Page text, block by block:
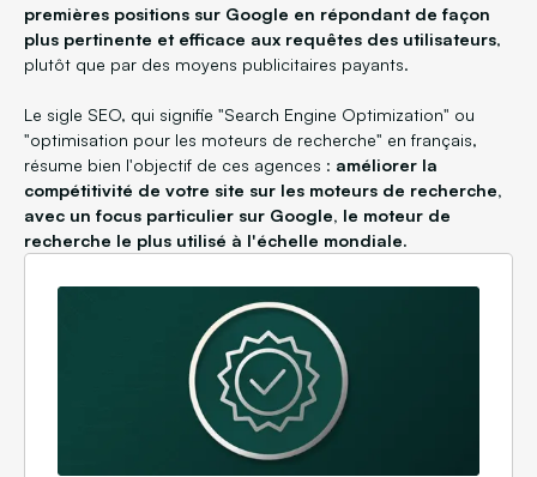
premières positions sur Google en répondant de façon
plus pertinente et efficace aux requêtes des utilisateurs,
plutôt que par des moyens publicitaires payants.
Le sigle SEO, qui signifie "Search Engine Optimization" ou
"optimisation pour les moteurs de recherche" en français,
résume bien l'objectif de ces agences : améliorer la
compétitivité de votre site sur les moteurs de recherche,
avec un focus particulier sur Google, le moteur de
recherche le plus utilisé à l'échelle mondiale.